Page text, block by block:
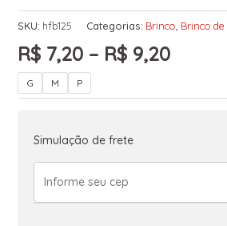
SKU: hfb125 Categorias: Brinco Brinco
R$7,20– R$9,20
G M P
Simulação de frete